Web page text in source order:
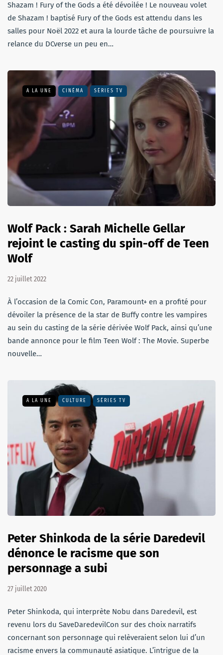
Shazam ! Fury of the Gods a été dévoilée ! Le nouveau volet
de Shazam ! baptisé Fury of the Gods est attendu dans les
salles pour Noël 2022 et aura la lourde tâche de poursuivre la
relance du DCverse un peu en…
A LA UNE CINÉMA SÉRIES TV
Wolf Pack : Sarah Michelle Gellar
rejoint le casting du spin-off de Teen
Wolf
22 juillet 2022
À l’occasion de la Comic Con, Paramount+ en a profité pour
dévoiler la présence de la star de Buffy contre les vampires
au sein du casting de la série dérivée Wolf Pack, ainsi qu’une
bande annonce pour le film Teen Wolf : The Movie. Superbe
nouvelle…
A LA UNE CULTURE SÉRIES TV
Peter Shinkoda de la série Daredevil
dénonce le racisme que son
personnage a subi
27 juillet 2020
Peter Shinkoda, qui interprète Nobu dans Daredevil, est
revenu lors du SaveDaredevilCon sur des choix narratifs
concernant son personnage qui relèveraient selon lui d’un
racisme envers la communauté asiatique. L’intrigue de la